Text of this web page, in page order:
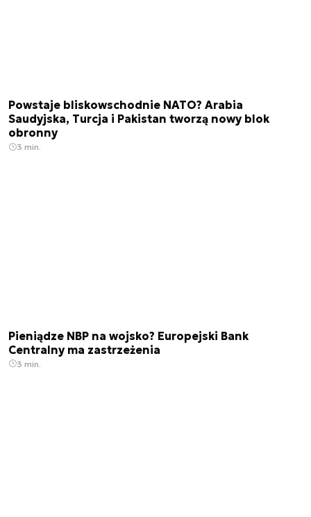
Powstaje bliskowschodnie NATO? Arabia
Saudyjska, Turcja i Pakistan tworzą nowy blok
obronny
3 min.
Pieniądze NBP na wojsko? Europejski Bank
Centralny ma zastrzeżenia
3 min.